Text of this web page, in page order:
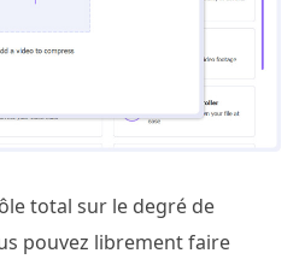
total sur le degré de
pouvez librement faire